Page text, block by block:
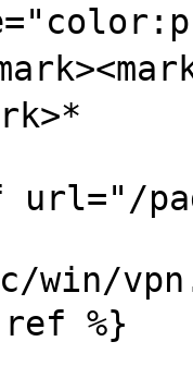
win/
ref %}